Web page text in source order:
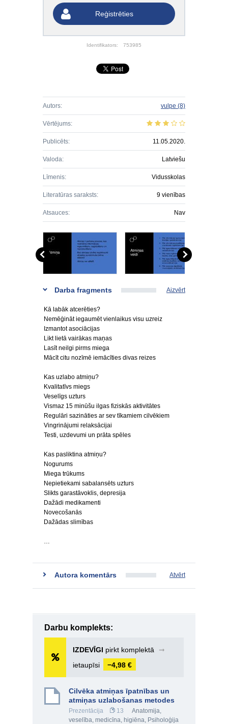
Reģistrēties
Identifikators: 753985
Autors: vulpe (8)
Vērtējums:
Publicēts: 11.05.2020.
Valoda: Latviešu
Līmenis: Vidusskolas
Literatūras saraksts: 9 vienības
Atsauces: Nav
Darba fragments Aizvērt
Kā labāk atcerēties?
Nemēģināt iegaumēt vienlaikus visu uzreiz
Izmantot asociācijas
Likt lietā vairākas maņas
Lasīt neilgi pirms miega
Mācīt citu nozīmē iemācīties divas reizes
Kas uzlabo atmiņu?
Kvalitatīvs miegs
Veselīgs uzturs
Vismaz 15 minūšu ilgas fiziskās aktivitātes
Regulāri sazināties ar sev tīkamiem cilvēkiem
Vingrinājumi relaksācijai
Testi, uzdevumi un prāta spēles
Kas pasliktina atmiņu?
Nogurums
Miega trūkums
Nepietiekami sabalansēts uzturs
Slikts garastāvoklis, depresija
Dažādi medikamenti
Novecošanās
Dažādas slimības
…
Autora komentārs Atvērt
Darbu komplekts:
IZDEVĪGI pirkt komplektā
➞
ietaupīsi
−4,98 €
Cilvēka atmiņas īpatnības un
atmiņas uzlabošanas metodes
Prezentācija 13
Anatomija,
veselība, medicīna, higiēna, Psiholoģija